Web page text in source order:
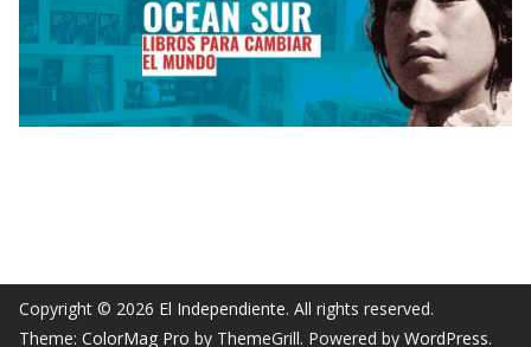
Copyright © 2026 El Independiente. All rights reserved.
Theme: ColorMag Pro by ThemeGrill. Powered by WordPress.